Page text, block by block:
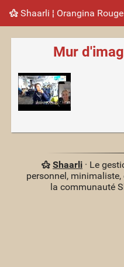
Shaarli ¦ Orangina Rouge
Nuage de tags Mur
Mur
Shaarli· Le
personnel,
la communauté